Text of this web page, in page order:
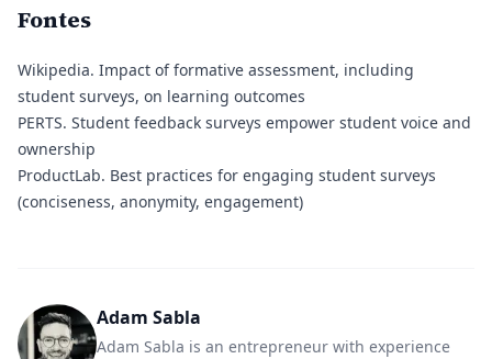
Fontes
Wikipedia. Impact of formative assessment, including
student surveys, on learning outcomes
PERTS. Student feedback surveys empower student voice and
ownership
ProductLab. Best practices for engaging student surveys
(conciseness, anonymity, engagement)
Adam Sabla
Adam Sabla is an entrepreneur with experience